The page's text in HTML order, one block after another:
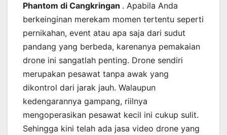
Phantom di Cangkringan . Apabila Anda
berkeinginan merekam momen tertentu seperti
pernikahan, event atau apa saja dari sudut
pandang yang berbeda, karenanya pemakaian
drone ini sangatlah penting. Drone sendiri
merupakan pesawat tanpa awak yang
dikontrol dari jarak jauh. Walaupun
kedengarannya gampang, riilnya
mengoperasikan pesawat kecil ini cukup sulit.
Sehingga kini telah ada jasa video drone yang